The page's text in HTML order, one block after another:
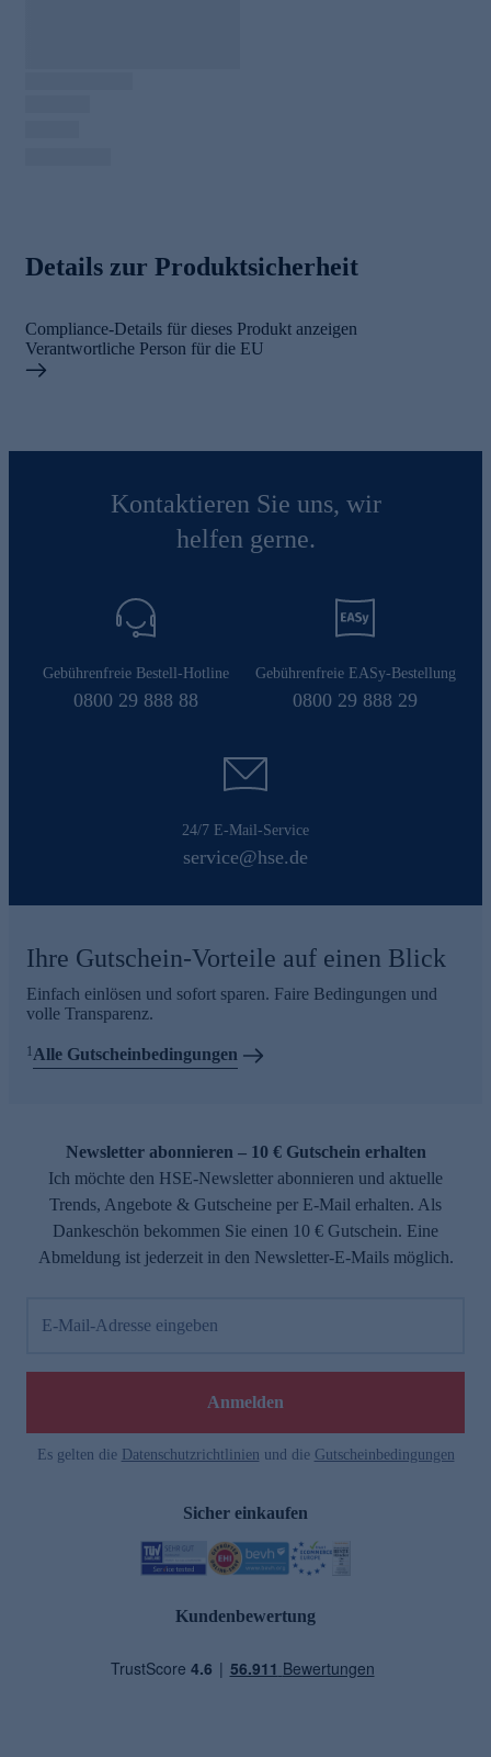
Details zur Produktsicherheit
Compliance-Details für dieses Produkt anzeigen
Verantwortliche Person für die EU
Kontaktieren Sie uns, wir
helfen gerne.
Gebührenfreie Bestell-Hotline
0800 29 888 88
Gebührenfreie EASy-Bestellung
0800 29 888 29
24/7 E-Mail-Service
service@hse.de
Ihre Gutschein-Vorteile auf einen Blick
Einfach einlösen und sofort sparen. Faire Bedingungen und
volle Transparenz.
1 Alle Gutscheinbedingungen
Newsletter abonnieren – 10 € Gutschein erhalten
Ich möchte den HSE-Newsletter abonnieren und aktuelle
Trends, Angebote & Gutscheine per E-Mail erhalten. Als
Dankeschön bekommen Sie einen 10 € Gutschein. Eine
Abmeldung ist jederzeit in den Newsletter-E-Mails möglich.
E-Mail-Adresse eingeben
Anmelden
Es gelten die Datenschutzrichtlinien und die Gutscheinbedingungen
Sicher einkaufen
Kundenbewertung